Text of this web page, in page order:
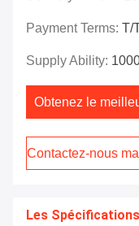
Payment Terms: T/
Supply Ability:
Obtenez le
Contactez-nous
Les Spécifications